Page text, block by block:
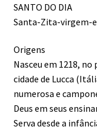
SANTO DO DIA
Santa-Zita-virgem-
Origens
Nasceu em 1218,
cidade de Lucca
numerosa e
Deus em seus
Serva desde a